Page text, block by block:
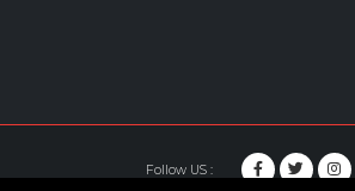
Follow US :